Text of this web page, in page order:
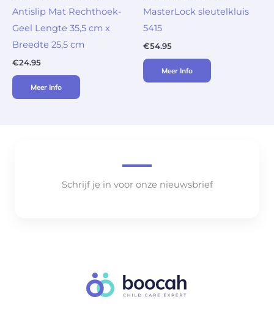
Antislip Mat Rechthoek-
Geel Lengte 35,5 cm x
Breedte 25,5 cm
€24.95
Meer Info
MasterLock sleutelkluis
5415
€54.95
Meer Info
Schrijf je in voor onze nieuwsbrief